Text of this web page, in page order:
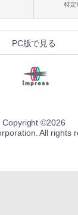
特定
PC版で見る
Copyright ©2026
All rights